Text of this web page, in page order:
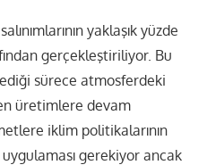
yaklaşık yüzde
gerçekleştiriliyor. Bu
sürece atmosferdeki
üretimlere devam
iklim politikalarının
gerekiyor ancak